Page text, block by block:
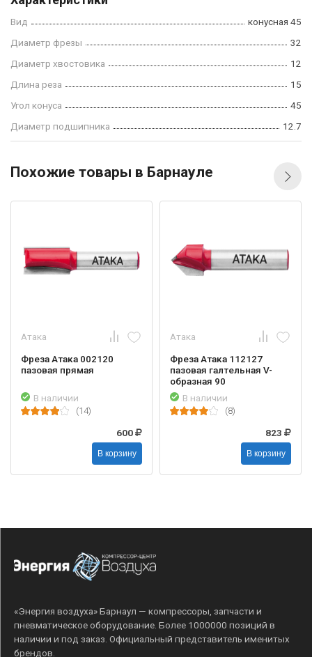
Вид
конусная 45
Диаметр фрезы
32
Диаметр хвостовика
12
Длина реза
15
Угол конуса
45
Диаметр подшипника
12.7
Похожие товары в Барнауле
Атака
Фреза Атака 002120
пазовая прямая
В наличии
(14)
600
В корзину
Атака
Фреза Атака 112127
пазовая галтельная V-
образная 90
В наличии
(8)
823
В корзину
«Энергия воздуха» Барнаул — компрессоры, запчасти и
пневматическое оборудование. Более 1000000 позиций в
наличии и под заказ. Официальный представитель именитых
брендов.